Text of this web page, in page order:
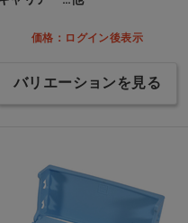
価格：ログイン後表示
バリエーションを見る